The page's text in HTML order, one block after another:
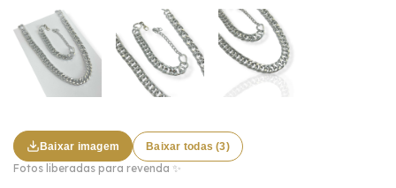
Baixar imagem Baixar todas (3)
Fotos liberadas para revenda ✨